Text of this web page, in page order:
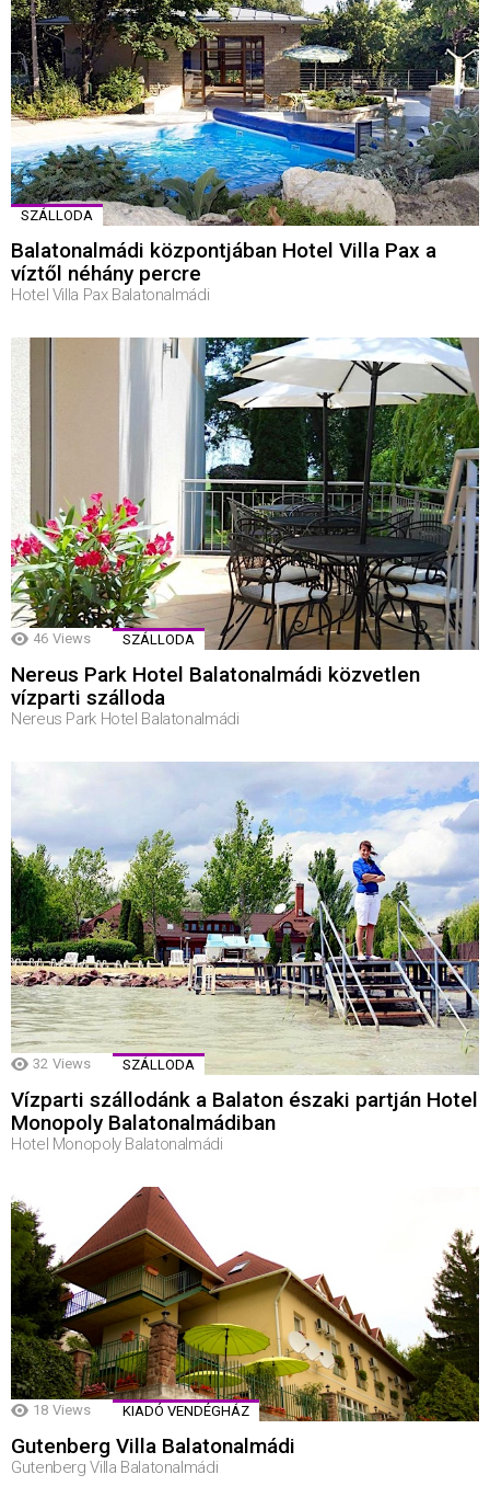
SZÁLLODA
Balatonalmádi központjában Hotel Villa Pax a
víztől néhány percre
Hotel Villa Pax Balatonalmádi
46 Views SZÁLLODA
Nereus Park Hotel Balatonalmádi közvetlen
vízparti szálloda
Nereus Park Hotel Balatonalmádi
32 Views SZÁLLODA
Vízparti szállodánk a Balaton északi partján Hotel
Monopoly Balatonalmádiban
Hotel Monopoly Balatonalmádi
18 Views KIADÓ VENDÉGHÁZ
Gutenberg Villa Balatonalmádi
Gutenberg Villa Balatonalmádi